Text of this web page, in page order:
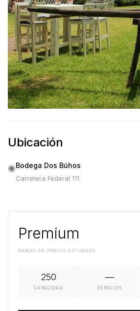
Ubicación
◉Bodega Dos Búhos
Carretera Federal 111
Premium
RANGO DE PRECIO ESTIMADO
250
CAPACIDAD
—
ESPACIOS